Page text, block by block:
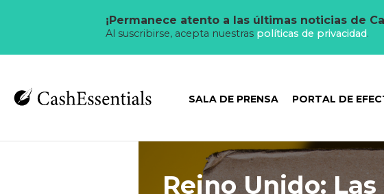
¡Permanece atento a las últimas noticias de
Al suscribirse, acepta nuestras políticas de privacidad.
SALA DE PRENSA PORTAL DE
Reino Unido: